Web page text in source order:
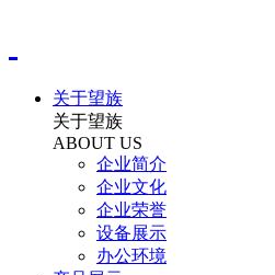
关于望族
关于望族
ABOUT US
企业简介
企业文化
企业荣誉
设备展示
办公环境